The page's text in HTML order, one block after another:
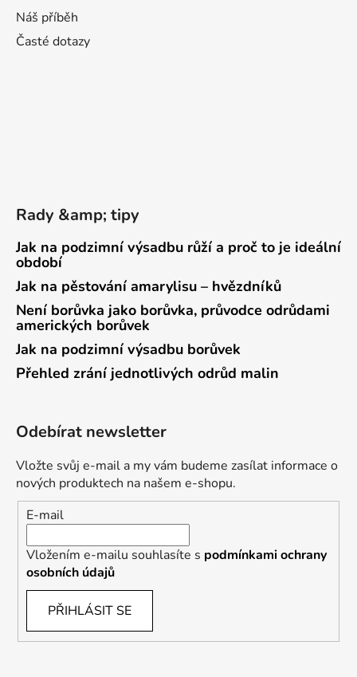
Náš příběh
Časté dotazy
Rady &amp; tipy
Jak na podzimní výsadbu růží a proč to je ideální
období
Jak na pěstování amarylisu – hvězdníků
Není borůvka jako borůvka, průvodce odrůdami
amerických borůvek
Jak na podzimní výsadbu borůvek
Přehled zrání jednotlivých odrůd malin
Odebírat newsletter
Vložte svůj e-mail a my vám budeme zasílat informace o
nových produktech na našem e-shopu.
E-mail
Vložením e-mailu souhlasíte s podmínkami ochrany
osobních údajů
PŘIHLÁSIT SE